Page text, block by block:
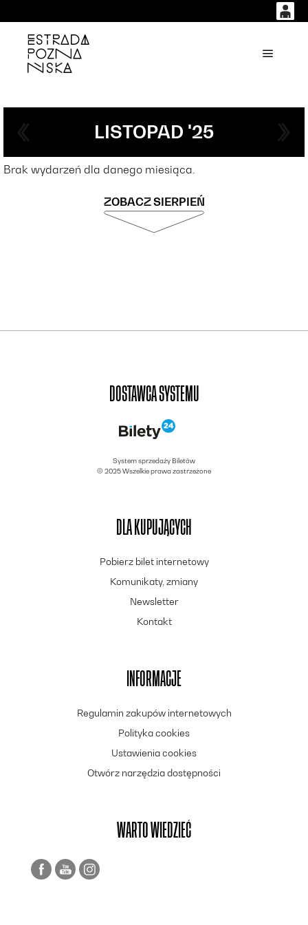
0,00
LISTOPAD '25
Brak wydarzeń dla danego miesiąca.
ZOBACZ SIERPIEŃ
DOSTAWCA SYSTEMU
System sprzedaży Biletów
© 2025 Wszelkie prawa zastrzeżone
DLA KUPUJĄCYCH
Pobierz bilet internetowy
Komunikaty, zmiany
Newsletter
Kontakt
INFORMACJE
Regulamin zakupów internetowych
Polityka cookies
Ustawienia cookies
Otwórz narzędzia dostępności
WARTO WIEDZIEĆ